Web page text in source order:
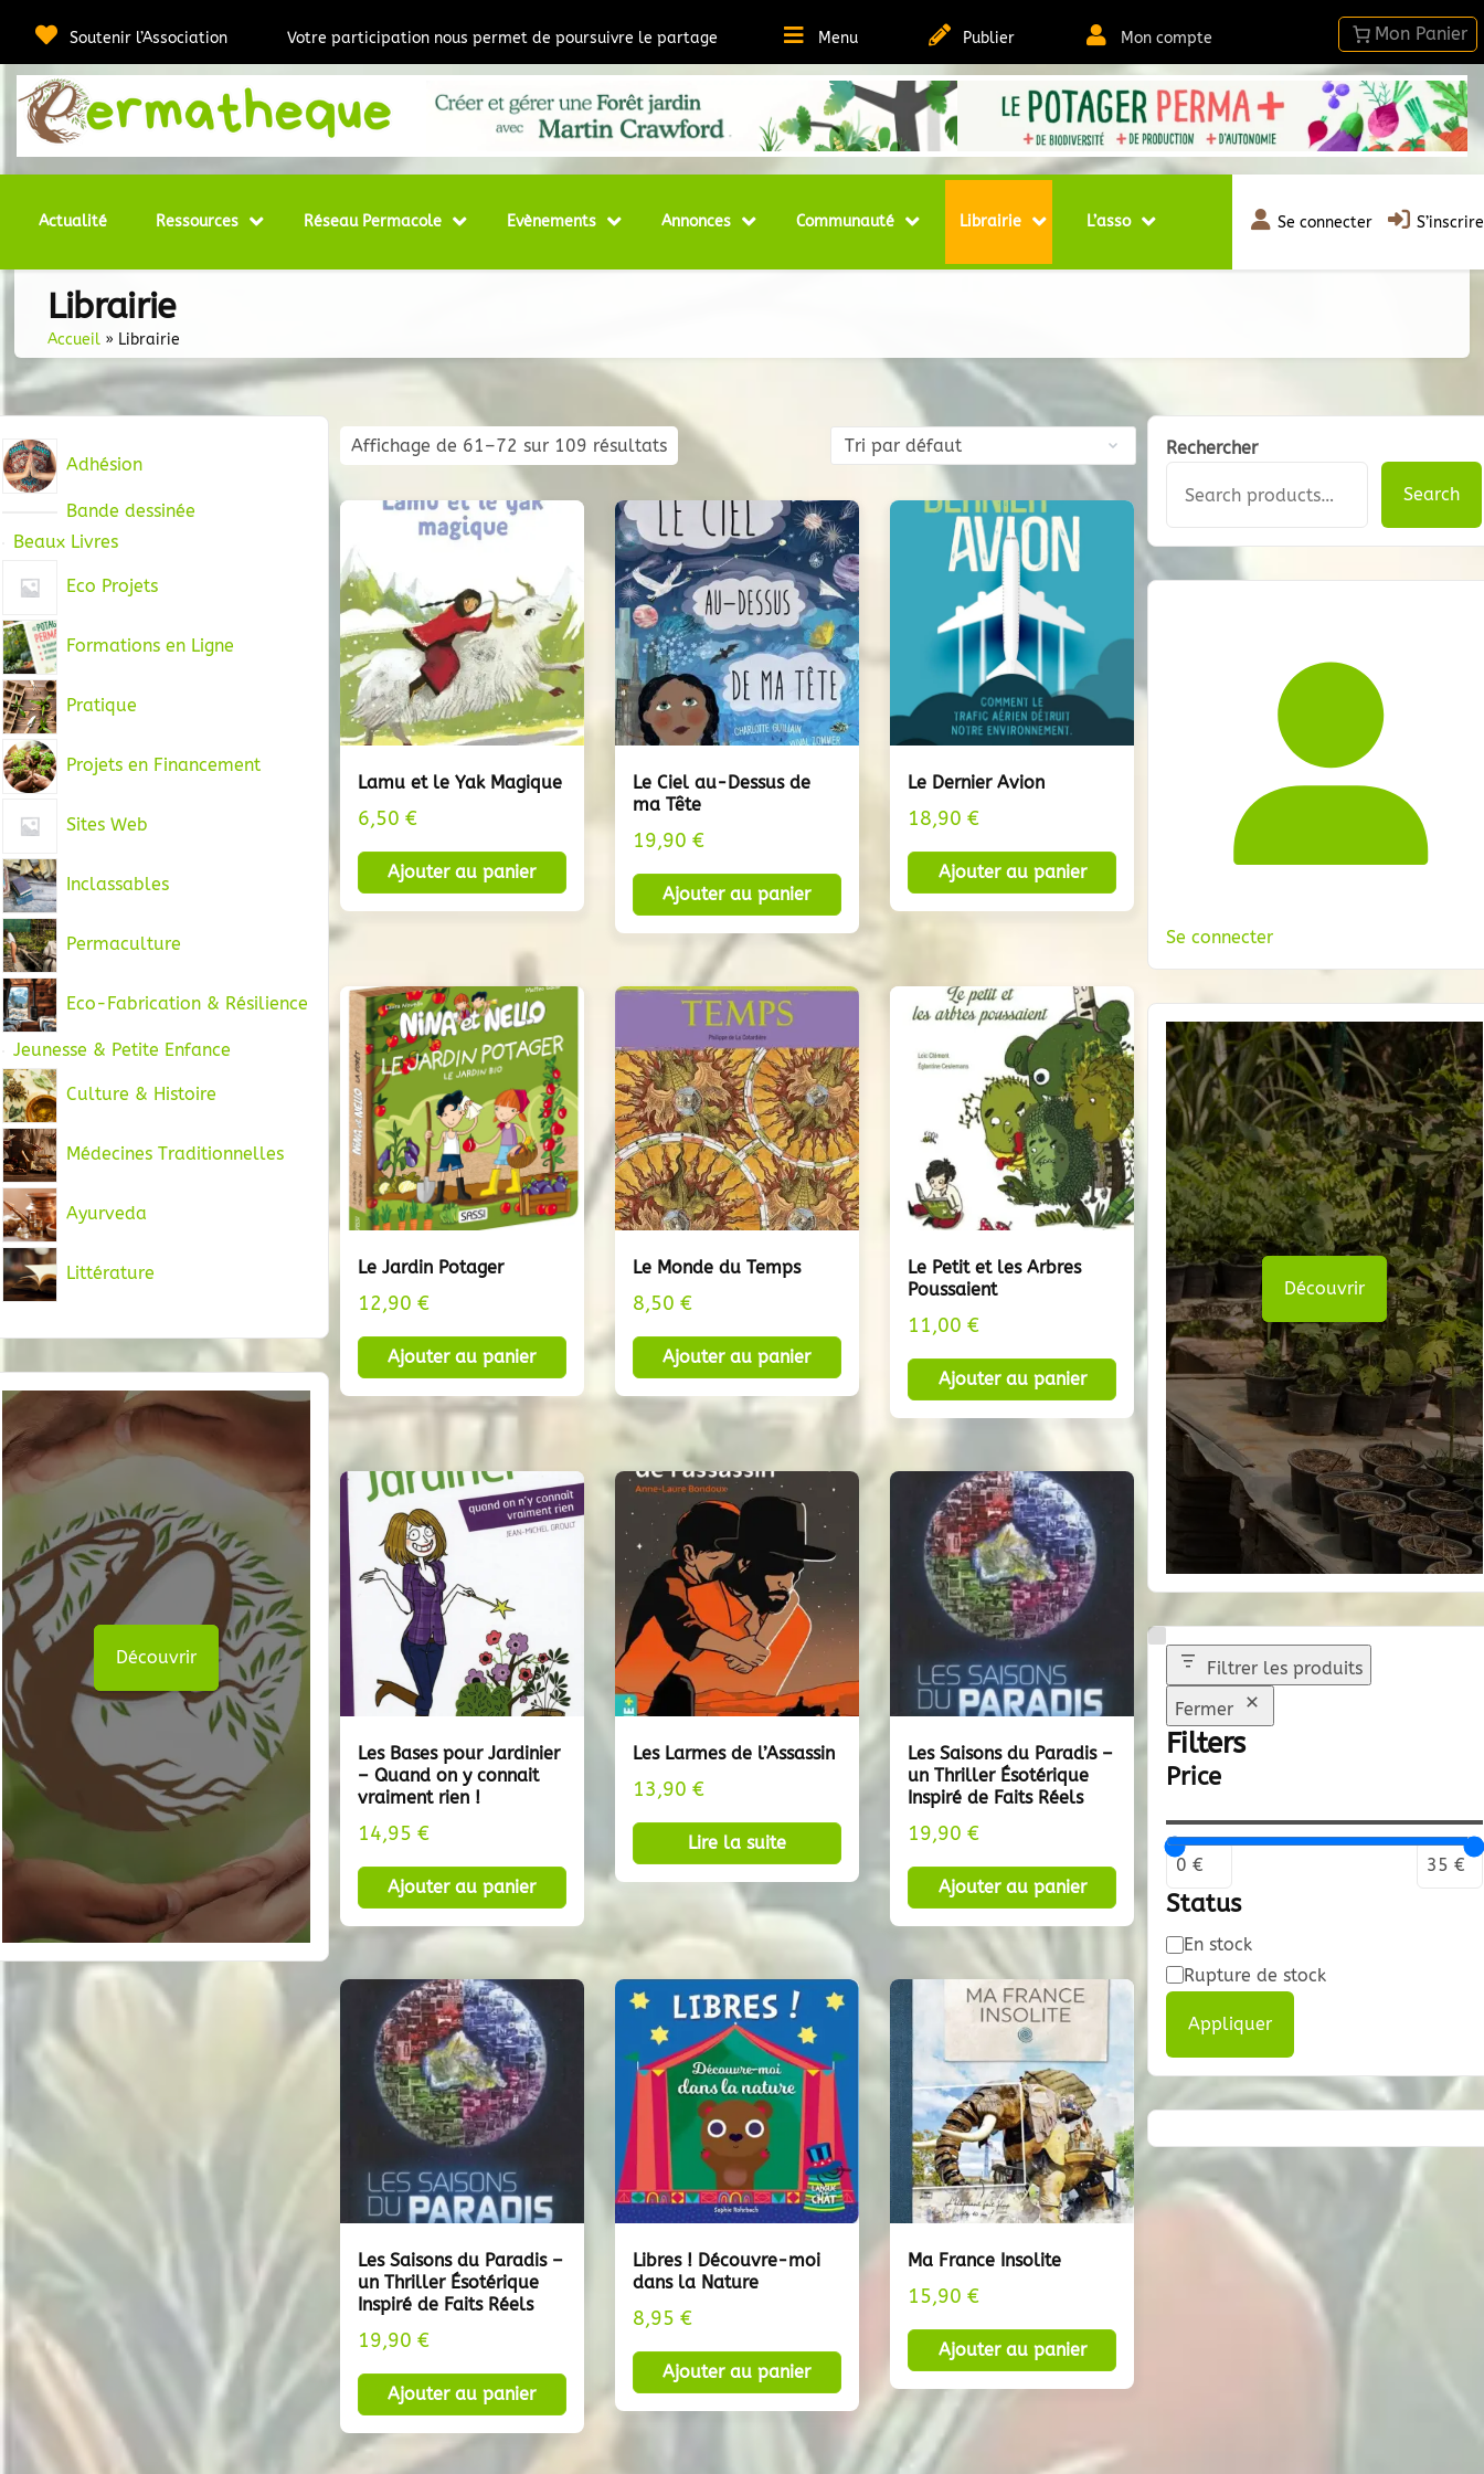
Soutenir l’Association Votre participation nous permet de poursuivre le partage Menu Publier Mon compte
Permatheque
Webmédia et Ressources sur la Permaculture
Actualité Ressources Réseau Permacole Evènements Annonces Communauté Librairie L’asso Se connecter S’inscrire
Librairie
Accueil » Librairie
Adhésion
Bande dessinée
Beaux Livres
Eco Projets
Formations en Ligne
Pratique
Projets en Financement
Sites Web
Inclassables
Permaculture
Eco-Fabrication & Résilience
Jeunesse & Petite Enfance
Culture & Histoire
Médecines Traditionnelles
Ayurveda
Littérature
Découvrir
Affichage de 61–72 sur 109 résultats
Lamu et le Yak Magique
6,50 €
Ajouter au panier
Le Ciel au-Dessus de
ma Tête
19,90 €
Ajouter au panier
Le Dernier Avion
18,90 €
Ajouter au panier
Le Jardin Potager
12,90 €
Ajouter au panier
Le Monde du Temps
8,50 €
Ajouter au panier
Le Petit et les Arbres
Poussaient
11,00 €
Ajouter au panier
Les Bases pour Jardinier
– Quand on y connait
vraiment rien !
14,95 €
Ajouter au panier
Les Larmes de l’Assassin
13,90 €
Lire la suite
Les Saisons du Paradis –
un Thriller Ésotérique
Inspiré de Faits Réels
19,90 €
Ajouter au panier
Les Saisons du Paradis –
un Thriller Ésotérique
Inspiré de Faits Réels
19,90 €
Ajouter au panier
Libres ! Découvre-moi
dans la Nature
8,95 €
Ajouter au panier
Ma France Insolite
15,90 €
Ajouter au panier
Rechercher
Search
Se connecter
Découvrir
Filtrer les produits
Fermer
Filters
Price
Status
Disponibilité
En stock
Rupture de stock
Appliquer